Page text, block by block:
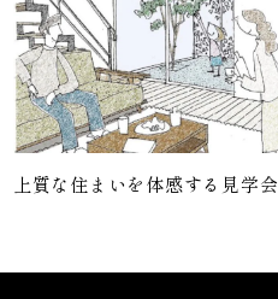
上質な住まいを体感する見学会